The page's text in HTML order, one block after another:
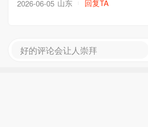
2026-06-05 山东 回复TA
好的评论会让人崇拜